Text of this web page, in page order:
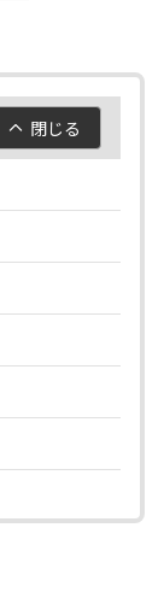
閉じる